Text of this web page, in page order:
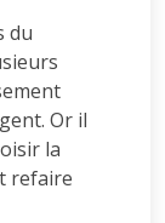
du
Or il
la
refaire